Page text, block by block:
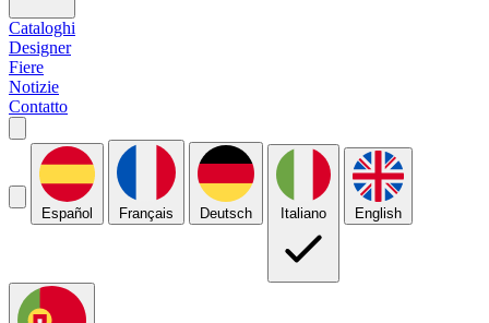
Cataloghi
Designer
Fiere
Notizie
Contatto
Español Français Deutsch Italiano English